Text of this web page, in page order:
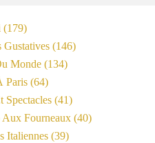
(179)
Gustatives (146)
Monde (134)
Paris (64)
Spectacles (41)
Fourneaux (40)
Italiennes (39)